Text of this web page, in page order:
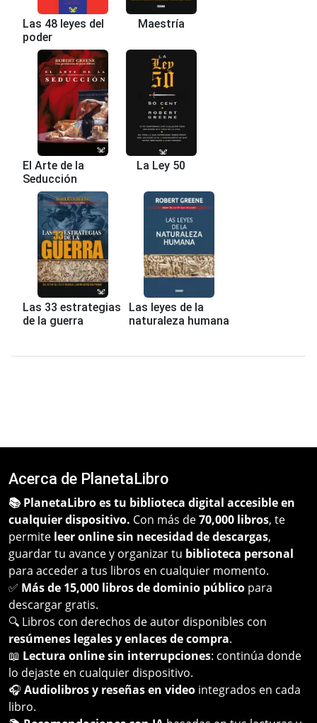
Las 48 leyes del
poder
Maestría
El Arte de la
Seducción
La Ley 50
Las 33 estrategias
de la guerra
Las leyes de la
naturaleza humana
Acerca de PlanetaLibro
📚 PlanetaLibro es tu biblioteca digital accesible en
cualquier dispositivo. Con más de70,000 libros, te
permite leer online sin necesidad de descargas,
guardar tu avance y organizar tu biblioteca personal
para acceder a tus libros en cualquier momento.
✅ Más de 15,000 libros de dominio público para
descargar gratis.
🔍 Libros con derechos de autor disponibles con
resúmenes legales y enlaces de compra.
📖 Lectura online sin interrupciones: continúa donde
lo dejaste en cualquier dispositivo.
🎧 Audiolibros y reseñas en video integrados en cada
libro.